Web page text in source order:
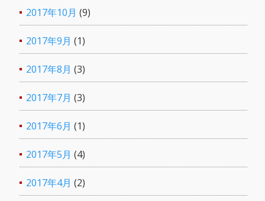
2017年10月 (9)
2017年9月 (1)
2017年8月 (3)
2017年7月 (3)
2017年6月 (1)
2017年5月 (4)
2017年4月 (2)